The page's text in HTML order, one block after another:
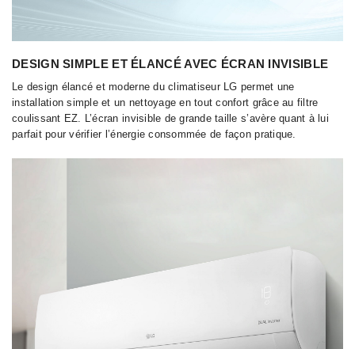
DESIGN SIMPLE ET ÉLANCÉ AVEC ÉCRAN INVISIBLE
Le design élancé et moderne du climatiseur LG permet une
installation simple et un nettoyage en tout confort grâce au filtre
coulissant EZ. L’écran invisible de grande taille s’avère quant à lui
parfait pour vérifier l’énergie consommée de façon pratique.